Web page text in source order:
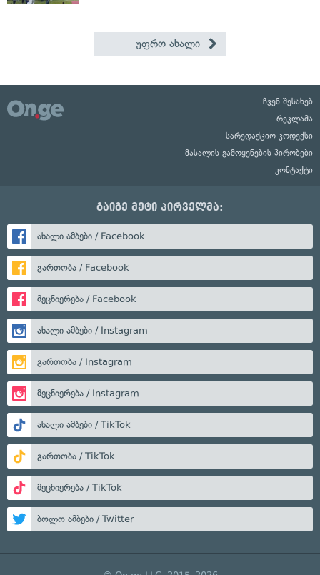
უფრო ახალი
ჩვენ შესახებ
რეკლამა
სარედაქციო კოდექსი
მასალის გამოყენების პირობები
კონტაქტი
გაიგე მეტი პირველმა:
ახალი ამბები / Facebook
გართობა / Facebook
მეცნიერება / Facebook
ახალი ამბები / Instagram
გართობა / Instagram
მეცნიერება / Instagram
ახალი ამბები / TikTok
გართობა / TikTok
მეცნიერება / TikTok
ბოლო ამბები / Twitter